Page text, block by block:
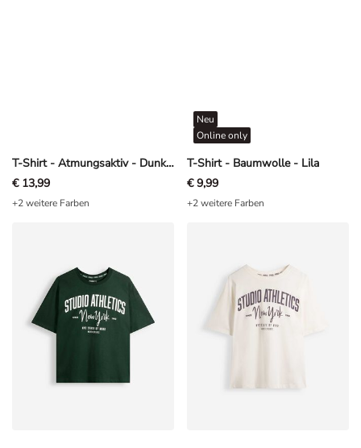
T-Shirt - Atmungsaktiv - Dunkelgrün
€ 13,99
+2 weitere Farben
T-Shirt - Baumwolle - Lila
Neu
Online only
€ 9,99
+2 weitere Farben